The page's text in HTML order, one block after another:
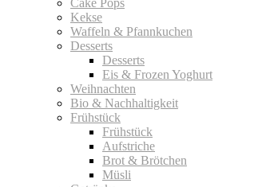
Kekse
Waffeln & Pfannkuchen
Desserts
Desserts
Eis & Frozen Yoghurt
Weihnachten
Bio & Nachhaltigkeit
Frühstück
Frühstück
Aufstriche
Brot & Brötchen
Müsli